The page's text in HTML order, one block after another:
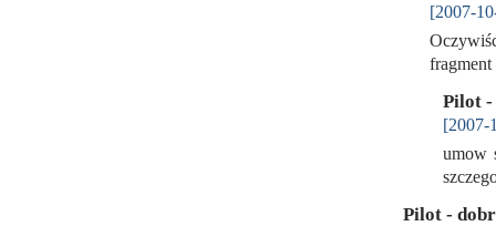
[2007-
Pilot -
[2007-
umow
Pilot -